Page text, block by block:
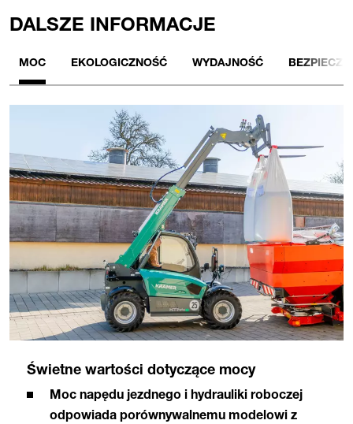
DALSZE INFORMACJE
MOC EKOLOGICZNOŚĆ WYDAJNOŚĆ
Świetne wartości dotyczące mocy
Moc napędu jezdnego i hydrauliki roboczej
odpowiada porównywalnemu modelowi z